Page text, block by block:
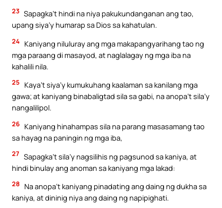
23 Sapagka’t hindi na niya pakukundanganan ang tao,
upang siya’y humarap sa Dios sa kahatulan.
24 Kaniyang niluluray ang mga makapangyarihang tao ng
mga paraang di masayod, at naglalagay ng mga iba na
kahalili nila.
25
Kaya’t siya’y kumukuhang kaalaman sa kanilang mga
gawa; at kaniyang binabaligtad sila sa gabi, na anopa’t sila’y
nangalilipol.
26 Kaniyang hinahampas sila na parang masasamang tao
sa hayag na paningin ng mga iba,
27 Sapagka’t sila’y nagsilihis ng pagsunod sa kaniya, at
hindi binulay ang anoman sa kaniyang mga lakad:
28
Na anopa’t kaniyang pinadating ang daing ng dukha sa
kaniya, at dininig niya ang daing ng napipighati.